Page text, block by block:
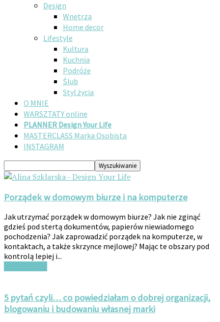
Design
Wnętrza
Home decor
Lifestyle
Kultura
Kuchnia
Podróże
Ślub
Styl życia
O MNIE
WARSZTATY online
PLANNER Design Your Life
MASTERCLASS Marka Osobista
INSTAGRAM
Porządek w domowym biurze i na komputerze
Jak utrzymać porządek w domowym biurze? Jak nie zginąć
gdzieś pod stertą dokumentów, papierów niewiadomego
pochodzenia? Jak zaprowadzić porządek na komputerze, w
kontaktach, a także skrzynce mejlowej? Mając te obszary pod
kontrolą lepiej i...
5 pytań czyli… co powiedziałam o dobrej organizacji,
blogowaniu i budowaniu własnej marki